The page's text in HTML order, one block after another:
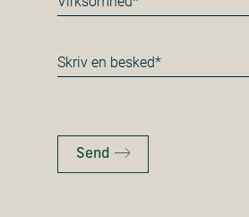
*
Besked
*
Send